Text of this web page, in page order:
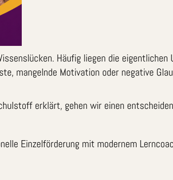
Häufig liegen die eigentlichen
mangelnde Motivation oder negative
erklärt, gehen wir einen
Einzelförderung mit modernem